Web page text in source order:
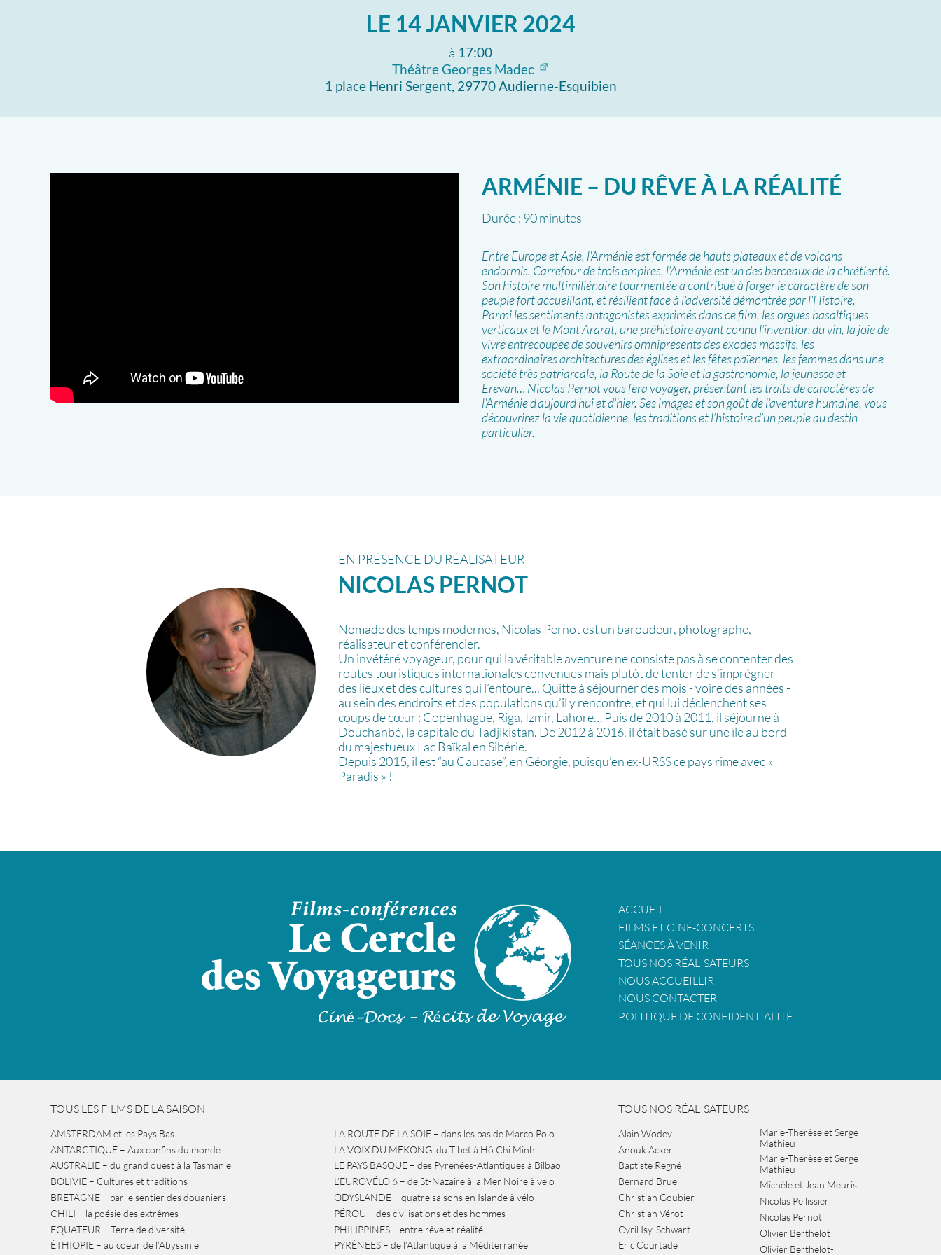
LE 14 JANVIER 2024
à 17:00
Théâtre Georges Madec
1 place Henri Sergent, 29770 Audierne-Esquibien
ARMÉNIE – DU RÊVE À LA RÉALITÉ
Durée : 90 minutes
Entre Europe et Asie, l’Arménie est formée de hauts plateaux et de volcans
endormis. Carrefour de trois empires, l’Arménie est un des berceaux de la chrétienté.
Son histoire multimillénaire tourmentée a contribué à forger le caractère de son
peuple fort accueillant, et résilient face à l’adversité démontrée par l’Histoire.
Parmi les sentiments antagonistes exprimés dans ce film, les orgues basaltiques
verticaux et le Mont Ararat, une préhistoire ayant connu l’invention du vin, la joie de
vivre entrecoupée de souvenirs omniprésents des exodes massifs, les
extraordinaires architectures des églises et les fêtes païennes, les femmes dans une
société très patriarcale, la Route de la Soie et la gastronomie, la jeunesse et
Erevan… Nicolas Pernot vous fera voyager, présentant les traits de caractères de
l’Arménie d’aujourd’hui et d’hier. Ses images et son goût de l’aventure humaine, vous
découvrirez la vie quotidienne, les traditions et l’histoire d’un peuple au destin
particulier.
EN PRÉSENCE DU RÉALISATEUR
NICOLAS PERNOT
Nomade des temps modernes, Nicolas Pernot est un baroudeur, photographe,
réalisateur et conférencier.
Un invétéré voyageur, pour qui la véritable aventure ne consiste pas à se contenter des
routes touristiques internationales convenues mais plutôt de tenter de s’imprégner
des lieux et des cultures qui l’entoure... Quitte à séjourner des mois - voire des années -
au sein des endroits et des populations qu’il y rencontre, et qui lui déclenchent ses
coups de cœur : Copenhague, Riga, Izmir, Lahore… Puis de 2010 à 2011, il séjourne à
Douchanbé, la capitale du Tadjikistan. De 2012 à 2016, il était basé sur une île au bord
du majestueux Lac Baïkal en Sibérie.
Depuis 2015, il est “au Caucase”, en Géorgie, puisqu’en ex-URSS ce pays rime avec «
Paradis » !
ACCUEIL
FILMS ET CINÉ-CONCERTS
SÉANCES À VENIR
TOUS NOS RÉALISATEURS
NOUS ACCUEILLIR
NOUS CONTACTER
POLITIQUE DE CONFIDENTIALITÉ
TOUS LES FILMS DE LA SAISON
AMSTERDAM et les Pays Bas
ANTARCTIQUE – Aux confins du monde
AUSTRALIE – du grand ouest à la Tasmanie
BOLIVIE – Cultures et traditions
BRETAGNE – par le sentier des douaniers
CHILI – la poésie des extrêmes
EQUATEUR – Terre de diversité
ÉTHIOPIE – au coeur de l’Abyssinie
LA ROUTE DE LA SOIE – dans les pas de Marco Polo
LA VOIX DU MEKONG, du Tibet à Hô Chi Minh
LE PAYS BASQUE – des Pyrénées-Atlantiques à Bilbao
L’EUROVÉLO 6 – de St-Nazaire à la Mer Noire à vélo
ODYSLANDE – quatre saisons en Islande à vélo
PÉROU – des civilisations et des hommes
PHILIPPINES – entre rêve et réalité
PYRÉNÉES – de l’Atlantique à la Méditerranée
TOUS NOS RÉALISATEURS
Alain Wodey
Anouk Acker
Baptiste Régné
Bernard Bruel
Christian Goubier
Christian Vérot
Cyril Isy-Schwart
Eric Courtade
Marie-Thérèse et Serge
Mathieu
Marie-Thérèse et Serge
Mathieu -
Michèle et Jean Meuris
Nicolas Pellissier
Nicolas Pernot
Olivier Berthelot
Olivier Berthelot-